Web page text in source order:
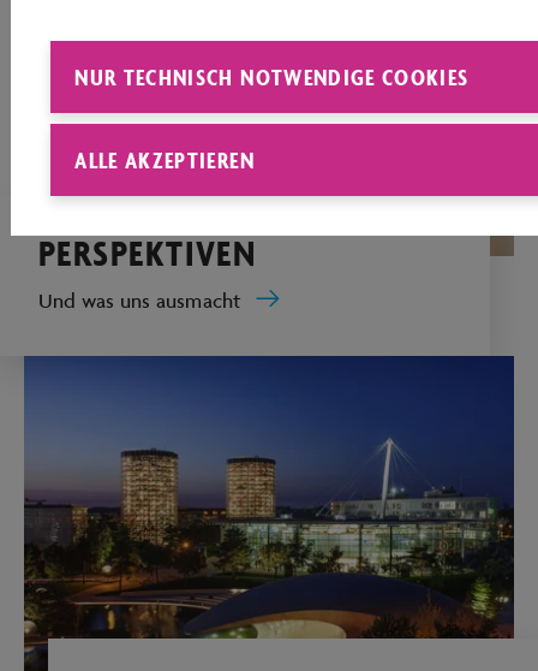
PERSPEKTIVEN
Und was uns ausmacht
NUR TECHNISCH NOTWENDIGE COOKIES
ALLE AKZEPTIEREN